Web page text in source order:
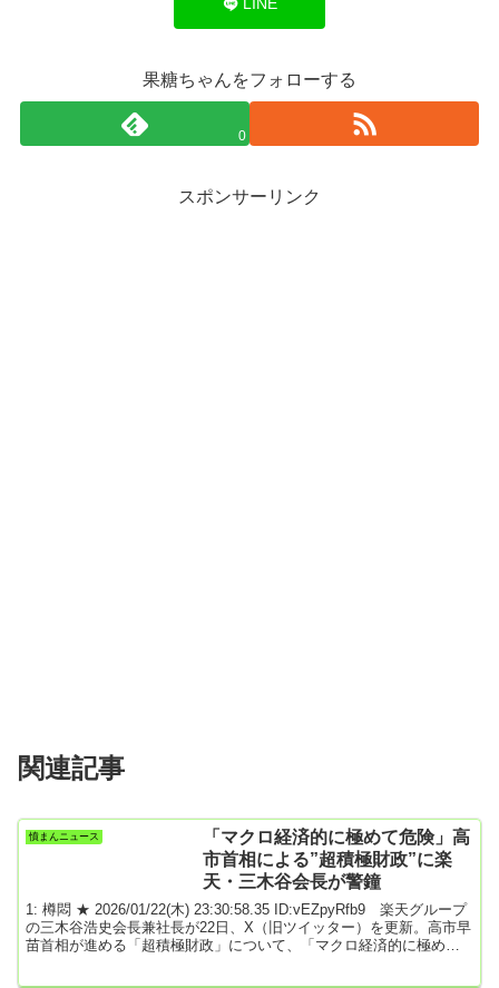
LINE
果糖ちゃんをフォローする
0
スポンサーリンク
関連記事
憤まんニュース
「マクロ経済的に極めて危険」高
市首相による”超積極財政”に楽
天・三木谷会長が警鐘
1: 樽悶 ★ 2026/01/22(木) 23:30:58.35 ID:vEZpyRfb9 楽天グループ
の三木谷浩史会長兼社長が22日、X（旧ツイッター）を更新。高市早
苗首相が進める「超積極財政」について、「マクロ経済的に極めて